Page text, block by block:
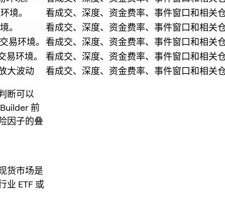
境。
看成交、深度、资金费率、事件窗口和相关
。
看成交、深度、资金费率、事件窗口和相关
易环境。 看成交、深度、资金费率、事件窗口和相关
环境。
看成交、深度、资金费率、事件窗口和相关
大波动 看成交、深度、资金费率、事件窗口和相关
断可以
前
因子的叠
货市场是
业 ETF 或